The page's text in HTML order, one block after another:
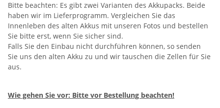
Bitte beachten: Es gibt zwei Varianten des Akkupacks. Beide
haben wir im Lieferprogramm. Vergleichen Sie das
Innenleben des alten Akkus mit unseren Fotos und bestellen
Sie bitte erst, wenn Sie sicher sind.
Falls Sie den Einbau nicht durchführen können, so senden
Sie uns den alten Akku zu und wir tauschen die Zellen für Sie
aus.
Wie gehen Sie vor: Bitte vor Bestellung beachten!